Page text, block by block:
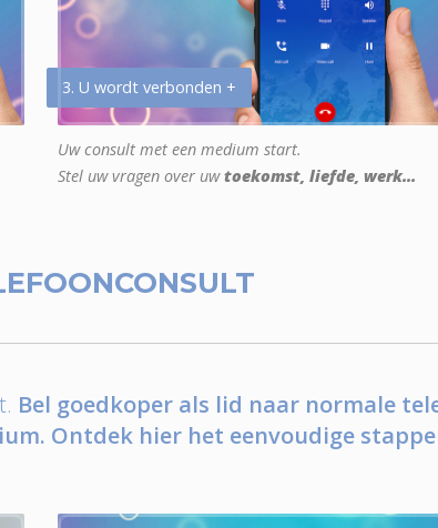
3. U wordt verbonden +
Uw consult met een medium start.
Stel uw vragen over uwtoekomst, liefde, werk...
Bel goedkoper als lid naar normale
Ontdek hier het eenvoudige